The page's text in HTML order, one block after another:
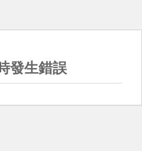
發生錯誤